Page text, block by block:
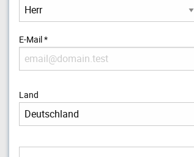
E-Mail*
Land